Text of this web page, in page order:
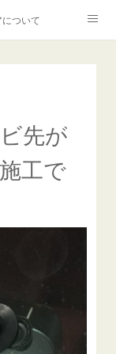
ついて
鱗取り
磨き
ペル』
いて
先が
工で